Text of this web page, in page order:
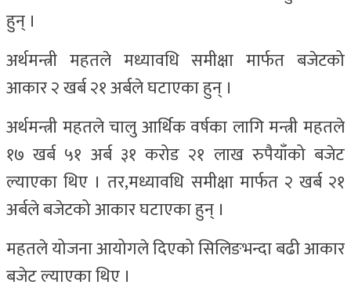
हुन् ।
अर्थमन्त्री महतले मध्यावधि समीक्षा मार्फत बजेटको
आकार २ खर्ब २१ अर्बले घटाएका हुन् ।
अर्थमन्त्री महतले चालु आर्थिक वर्षका लागि मन्त्री महतले
१७ खर्ब ५१ अर्ब ३१ करोड २१ लाख रुपैयाँको बजेट
ल्याएका थिए । तर,मध्यावधि समीक्षा मार्फत २ खर्ब २१
अर्बले बजेटको आकार घटाएका हुन् ।
महतले योजना आयोगले दिएको सिलिङभन्दा बढी आकार
बजेट ल्याएका थिए ।